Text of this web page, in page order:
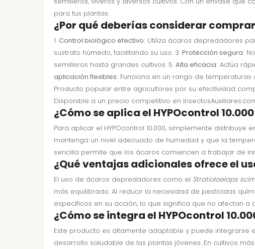
para tus plantas.
¿Por qué deberías considerar comprar
1. Control biológico efectivo: Utiliza ácaros depredadores
sustrato húmedo, facilitando su uso. 3. Protección segura:
semilleros hasta grandes cultivos. 5. Alta eficacia: Actúa
aplicación flexibles: Funciona en un rango de temperaturas
Producto popular entre agricultores por su efectividad
Disponible a un precio competitivo en
¿Cómo se aplica el HYPOcontrol
Para aplicar el HYPOcontrol 10.000, simplemente
mantenga un nivel adecuado de humedad y que la
sencilla permite que los ácaros comiencen a trabajar de
¿Qué ventajas adicionales ofrece el
El uso de ácaros depredadores como el Stratiolaelaps
más equilibrado. Al reducir la necesidad de pesticidas
específicos en su acción, lo que significa que no afectan
¿Cómo se integra el HYPOcontrol
Este producto es altamente adaptable y puede integrarse
desarrollo saludable de las plantas jóvenes. En cultivos